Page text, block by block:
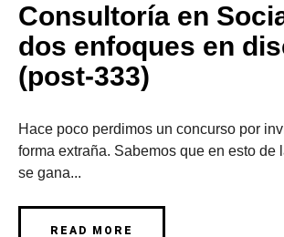
Consultoría en
dos enfoques en
(post-333)
Hace poco perdimos un concurso por
forma extraña. Sabemos que en esto de
se gana...
READ MORE